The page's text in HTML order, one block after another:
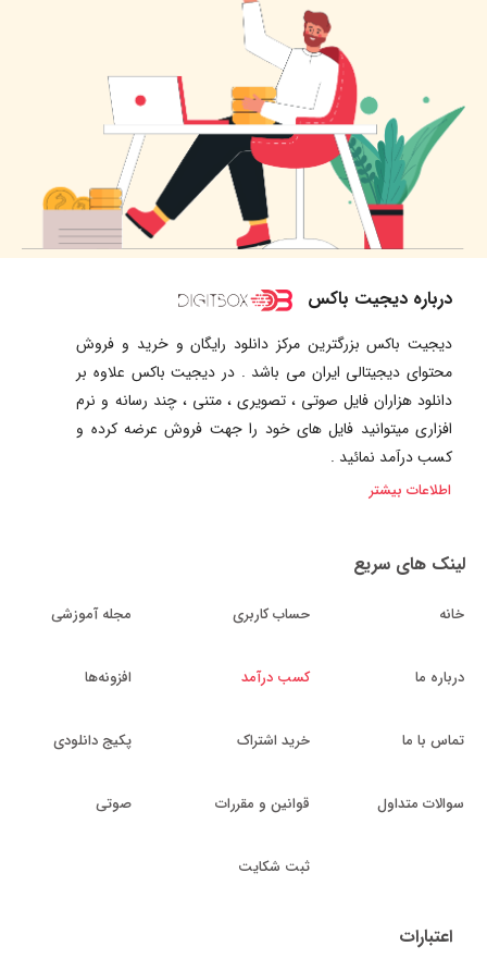
درباره دیجیت باکس
دیجیت باکس بزرگترین مرکز دانلود رایگان و خرید و فروش
محتوای دیجیتالی ایران می باشد . در دیجیت باکس علاوه بر
دانلود هزاران فایل صوتی ، تصویری ، متنی ، چند رسانه و نرم
افزاری میتوانید فایل های خود را جهت فروش عرضه کرده و
کسب درآمد نمائید .
اطلاعات بیشتر
لینک های سریع
خانه
درباره ما
تماس با ما
سوالات متداول
حساب کاربری
کسب درآمد
خرید اشتراک
قوانین و مقررات
ثبت شکایت
مجله آموزشی
افزونه‌ها
پکیج دانلودی
صوتی
اعتبارات